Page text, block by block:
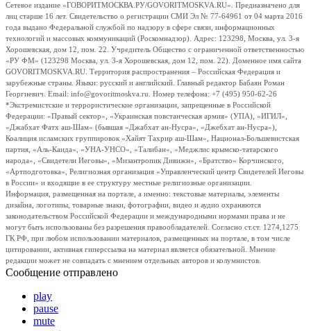
Сетевое издание «ГОВОРИТМОСКВА.РУ/GOVORITMOSKVA.RU». Предназначено для
лиц старше 16 лет. Свидетельство о регистрации СМИ Эл № 77-64961 от 04 марта 2016
года выдано Федеральной службой по надзору в сфере связи, информационных
технологий и массовых коммуникаций (Роскомнадзор). Адрес: 123298, Москва, ул. 3-я
Хорошевская, дом 12, пом. 22. Учредитель Общество с ограниченной ответственностью
«РУ ФМ» (123298 Москва, ул. 3-я Хорошевская, дом 12, пом. 22). Доменное имя сайта
GOVORITMOSKVA.RU. Территория распространения – Российская Федерация и
зарубежные страны. Языки: русский и английский. Главный редактор Бабаян Роман
Георгиевич. Email: info@govoritmoskva.ru. Номер телефона: +7 (495) 950-62-26
*Экстремистские и террористические организации, запрещенные в Российской
Федерации: «Правый сектор», «Украинская повстанческая армия» (УПА), «ИГИЛ»,
«Джабхат Фатх аш-Шам» (бывшая «Джабхат ан-Нусра», «Джебхат ан-Нусра»),
Коалиция исламских группировок «Хайят Тахрир аш-Шам», Национал-Большевистская
партия, «Аль-Каида», «УНА-УНСО», «Талибан», «Меджлис крымско-татарского
народа», «Свидетели Иеговы», «Мизантропик Дивижн», «Братство» Корчинского,
«Артподготовка», Религиозная организация «Управленческий центр Свидетелей Иеговы
в России» и входящие в ее структуру местные религиозные организации.
Информация, размещенная на портале, а именно: текстовые материалы, элементы
дизайна, логотипы, товарные знаки, фотографии, видео и аудио охраняются
законодательством Российской Федерации и международными нормами права и не
могут быть использованы без разрешения правообладателей. Согласно ст.ст. 1274,1275
ГК РФ, при любом использовании материалов, размещенных на портале, в том числе
цитировании, активная гиперссылка на материал является обязательной. Мнение
редакции может не совпадать с мнением отдельных авторов и колумнистов.
Сообщение отправлено
play
pause
mute